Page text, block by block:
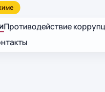
Противодействие